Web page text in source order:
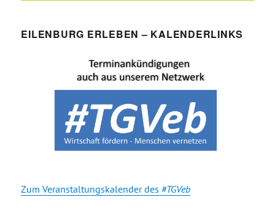
EILENBURG ERLEBEN – KALENDERLINKS
Zum Veranstaltungskalender des #TGVeb